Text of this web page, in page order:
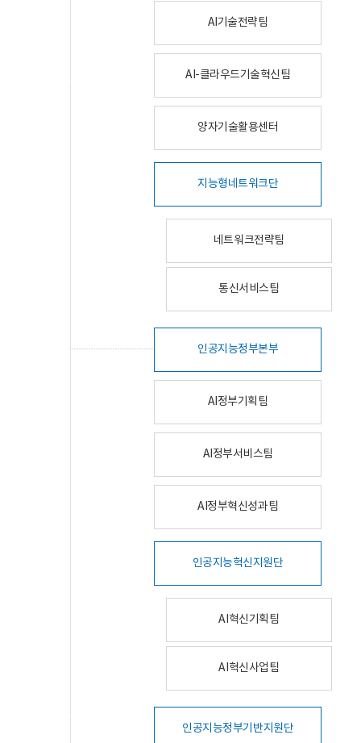
AI기술전략팀
AI-클라우드기술혁신팀
양자기술활용센터
지능형네트워크단
네트워크전략팀
통신서비스팀
인공지능정부본부
AI정부기획팀
AI정부서비스팀
AI정부혁신성과팀
인공지능혁신지원단
AI혁신기획팀
AI혁신사업팀
인공지능정부기반지원단